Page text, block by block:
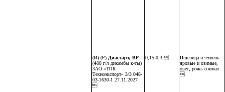
(И) (Р) Диастарт, ВР
(480 г/л дикамбы к-ты)
ЗАО «ТПК
Техноэкспорт» 3/3 046-
03-1630-1 27.11.2027

0,15-0,3 
Пшеница и ячмень
яровые и озимые,
овес, рожь озимая
